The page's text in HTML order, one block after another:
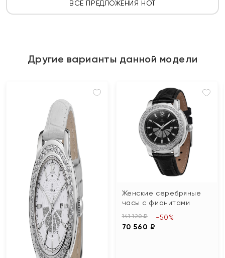
ВСЕ ПРЕДЛОЖЕНИЯ HOT
Другие варианты данной модели
Женские серебряные
часы с фианитами
141 120 ₽
70 560 ₽
-50%